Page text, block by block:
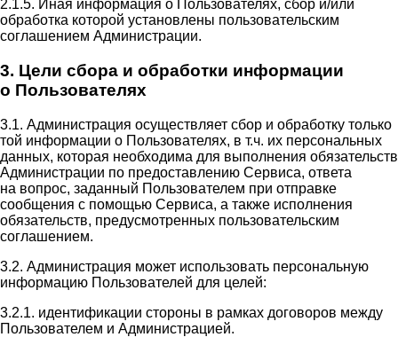
2.1.5. Иная информация о Пользователях, сбор и/или
обработка которой установлены пользовательским
соглашением Администрации.
3. Цели сбора и обработки информации
о Пользователях
3.1. Администрация осуществляет сбор и обработку только
той информации о Пользователях, в т.ч. их персональных
данных, которая необходима для выполнения обязательств
Администрации по предоставлению Сервиса, ответа
на вопрос, заданный Пользователем при отправке
сообщения с помощью Сервиса, а также исполнения
обязательств, предусмотренных пользовательским
соглашением.
3.2. Администрация может использовать персональную
информацию Пользователей для целей:
3.2.1. идентификации стороны в рамках договоров между
Пользователем и Администрацией.